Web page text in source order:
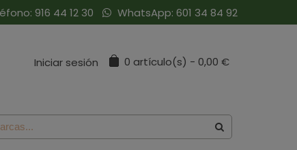
916 44 12 30 WhatsApp: 601 34 84 92
Iniciar sesión 0 artículo(s) - 0,00 €